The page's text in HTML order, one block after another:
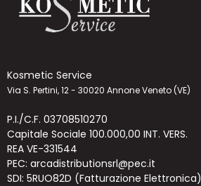
Kosmetic Service
Via S. Pertini, 12 - 30020 Annone Veneto (VE)
P.I./C.F. 03708510270
Capitale Sociale 100.000,00 INT. VERS.
REA VE-331544
PEC: arcadistributionsrl@pec.it
SDI: 5RUO82D (Fatturazione Elettronica)